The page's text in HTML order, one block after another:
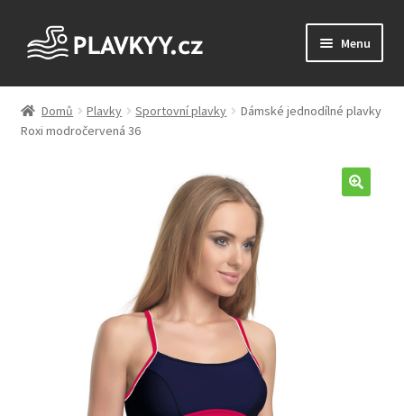
Přeskočit
na
Přejít
webu
Menu
Úvodní stránka
Blog
Domů Plavky Sportovní plavky
Dámské jednodílné plavky
Roxi modročervená 36